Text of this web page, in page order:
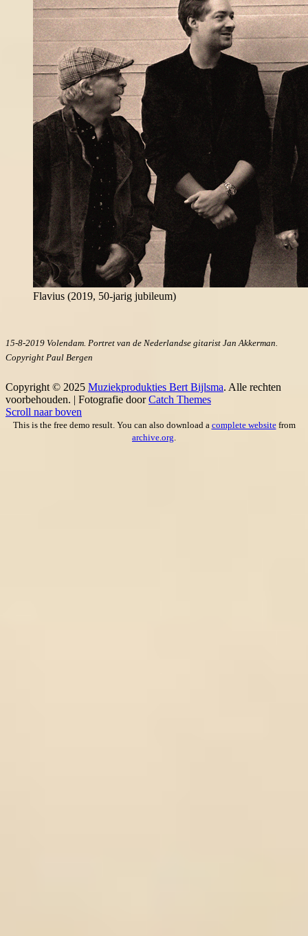
Flavius (2019, 50-jarig jubileum)
15-8-2019 Volendam. Portret van de Nederlandse gitarist Jan Akkerman.
Copyright Paul Bergen
Copyright © 2025 Muziekprodukties Bert Bijlsma. Alle rechten
voorbehouden. | Fotografie doorCatch Themes
Scroll naar boven
This is the free demo result. You can also download a complete websitefrom
archive.org.